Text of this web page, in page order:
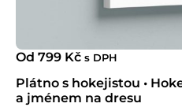
Od 799 Kč s DPH
Plátno s hokejistou •
a jménem na dresu